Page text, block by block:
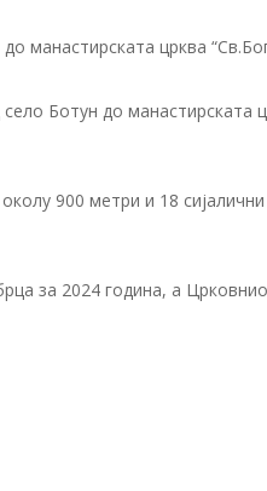
Ботун до манастирската
900 метри и 18
за 2024 година, а